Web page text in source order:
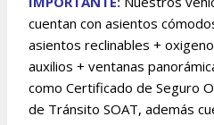
cuentan con asientos
asientos reclinables +
auxilios + ventanas
como Certificado de Seguro
de Tránsito SOAT, además